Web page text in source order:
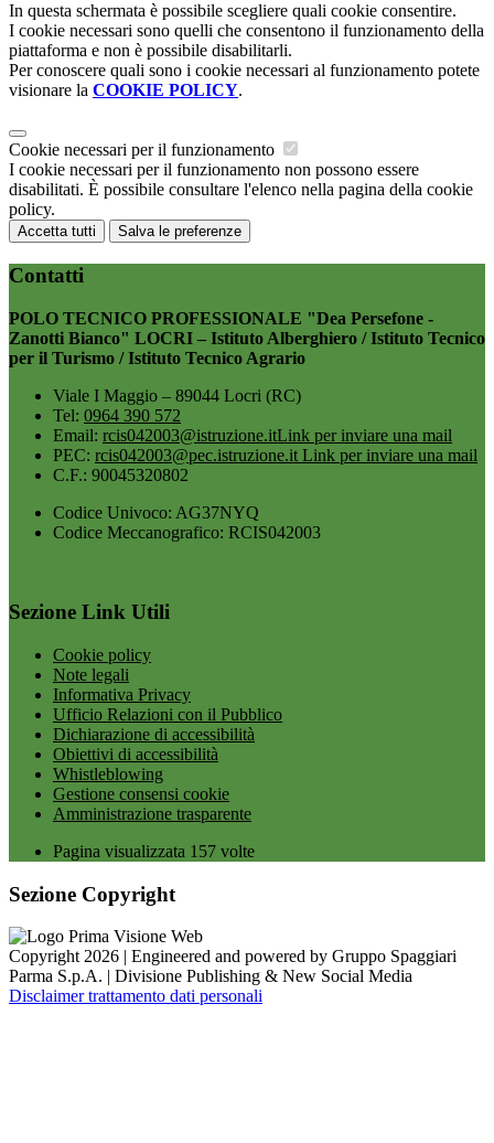
In questa schermata è possibile scegliere quali cookie consentire.
I cookie necessari sono quelli che consentono il funzionamento della
piattaforma e non è possibile disabilitarli.
Per conoscere quali sono i cookie necessari al funzionamento potete
visionare la COOKIE POLICY.
Cookie necessari per il funzionamento
I cookie necessari per il funzionamento non possono essere
disabilitati. È possibile consultare l'elenco nella pagina della cookie
policy.
Accetta tutti Salva le preferenze
Contatti
POLO TECNICO PROFESSIONALE "Dea Persefone -
Zanotti Bianco" LOCRI – Istituto Alberghiero / Istituto Tecnico
per il Turismo / Istituto Tecnico Agrario
Viale I Maggio – 89044 Locri (RC)
Tel: 0964 390 572
Email: rcis042003@istruzione.itLink per inviare una mail
PEC: rcis042003@pec.istruzione.it Link per inviare una mail
C.F.: 90045320802
Codice Univoco: AG37NYQ
Codice Meccanografico: RCIS042003
Sezione Link Utili
Cookie policy
Note legali
Informativa Privacy
Ufficio Relazioni con il Pubblico
Dichiarazione di accessibilità
Obiettivi di accessibilità
Whistleblowing
Gestione consensi cookie
Amministrazione trasparente
Pagina visualizzata 157 volte
Sezione Copyright
Copyright 2026 | Engineered and powered by Gruppo Spaggiari
Parma S.p.A. | Divisione Publishing & New Social Media
Disclaimer trattamento dati personali